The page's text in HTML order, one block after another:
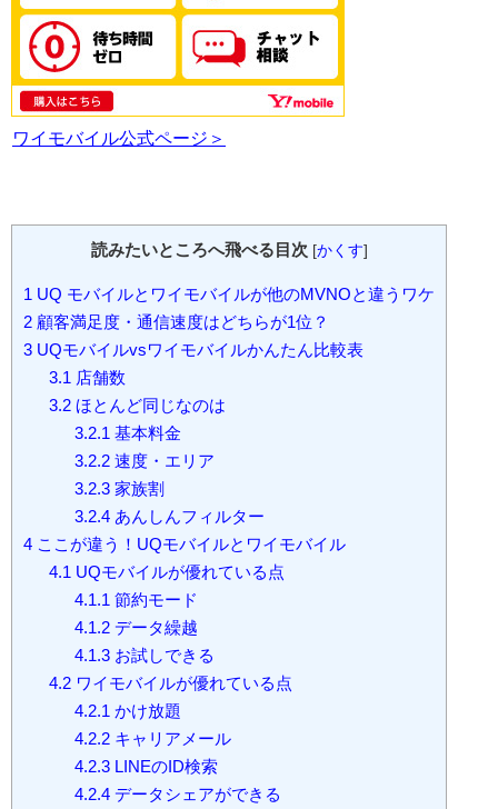
ワイモバイル公式ページ＞
読みたいところへ飛べる目次 [かくす]
1 UQ モバイルとワイモバイルが他のMVNOと違うワケ
2 顧客満足度・通信速度はどちらが1位？
3 UQモバイルvsワイモバイルかんたん比較表
3.1 店舗数
3.2ほとんど同じなのは
3.2.1 基本料金
3.2.2速度・エリア
3.2.3家族割
3.2.4あんしんフィルター
4 ここが違う！UQモバイルとワイモバイル
4.1 UQモバイルが優れている点
4.1.1 節約モード
4.1.2データ繰越
4.1.3お試しできる
4.2ワイモバイルが優れている点
4.2.1 かけ放題
4.2.2キャリアメール
4.2.3LINEのID検索
4.2.4データシェアができる